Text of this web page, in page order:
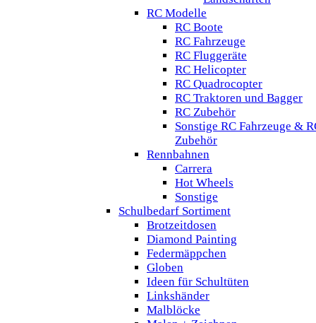
RC Modelle
RC Boote
RC Fahrzeuge
RC Fluggeräte
RC Helicopter
RC Quadrocopter
RC Traktoren und Bagger
RC Zubehör
Sonstige RC Fahrzeuge &
Zubehör
Rennbahnen
Carrera
Hot Wheels
Sonstige
Schulbedarf Sortiment
Brotzeitdosen
Diamond Painting
Federmäppchen
Globen
Ideen für Schultüten
Linkshänder
Malblöcke